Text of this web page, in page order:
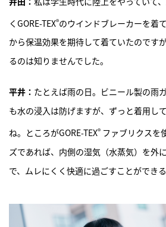
くGORE-TEX®のウインドブレーカーを着
から保温効果を期待して着ていたのです
るのは知りませんでした。
平井： たとえば雨の日。ビニール製の雨
も水の浸入は防げますが、ずっと着用し
ね。ところがGORE-TEX® ファブリクスを
ズであれば、内側の湿気（水蒸気）を外
で、ムレにくく快適に過ごすことができる